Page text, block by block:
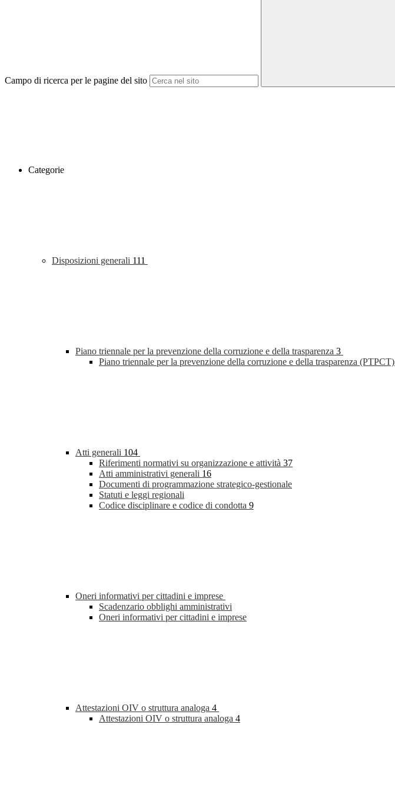
Campo di ricerca per le pagine del sito
Categorie
Disposizioni generali 111
Piano triennale per la prevenzione della corruzione e della trasparenza 3
Piano triennale per la prevenzione della corruzione e della trasparenza (PTPCT)
Atti generali 104
Riferimenti normativi su organizzazione e attività 37
Atti amministrativi generali 16
Documenti di programmazione strategico-gestionale
Statuti e leggi regionali
Codice disciplinare e codice di condotta 9
Oneri informativi per cittadini e imprese
Scadenzario obblighi amministrativi
Oneri informativi per cittadini e imprese
Attestazioni OIV o struttura analoga 4
Attestazioni OIV o struttura analoga 4